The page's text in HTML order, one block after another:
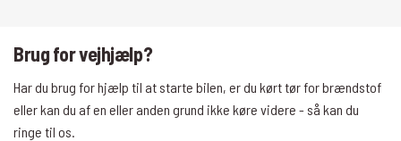
Brug for vejhjælp?
Har du brug for hjælp til at starte bilen, er du kørt tør for brændstof
eller kan du af en eller anden grund ikke køre videre - så kan du
ringe til os.